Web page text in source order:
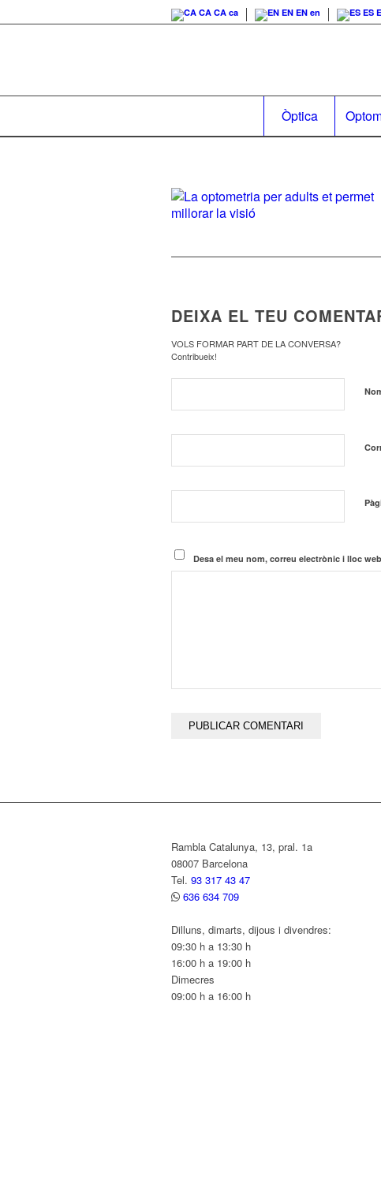
CA CA ca EN EN en ES
Òptica
DEIXA EL TEU
VOLS FORMAR PART DE LA CONVERSA?
Contribueix!
Desa el meu nom, correu electrònic i lloc
Rambla Catalunya, 13, pral. 1a
08007 Barcelona
Tel. 93 317 43 47
636 634 709
Dilluns, dimarts, dijous i divendres:
09:30 h a 13:30 h
16:00 h a 19:00 h
Dimecres
09:00 h a 16:00 h